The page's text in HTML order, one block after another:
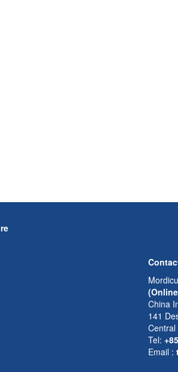
China
141
Central
Tel:
Email :